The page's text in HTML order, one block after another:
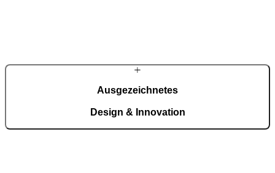
Ausgezeichnetes
Design & Innovation